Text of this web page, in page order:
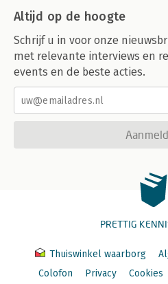
Altijd op de hoogte
Schrijf u in voor onze
met relevante interviews en
events en de beste acties.
PRETTIG
Thuiswinkel waarborg
Colofon
Privacy Cookies